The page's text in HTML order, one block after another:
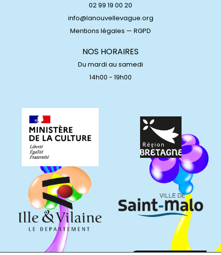
02 99 19 00 20
info@lanouvellevague.org
Mentions légales — RGPD
NOS HORAIRES
Du mardi au samedi
14h00 - 19h00